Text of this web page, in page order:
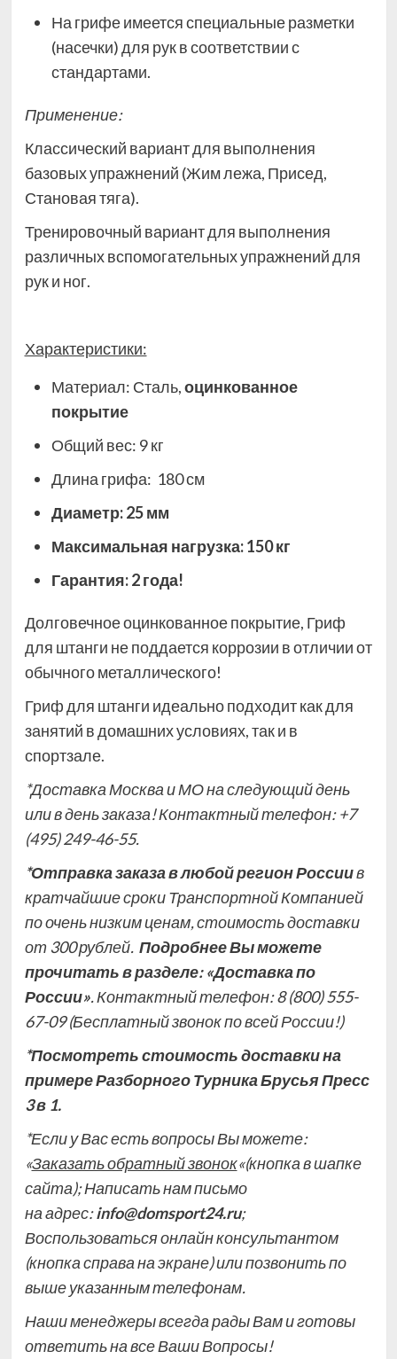
На грифе имеется специальные разметки
(насечки) для рук в соответствии с
стандартами.
Применение:
Классический вариант для выполнения
базовых упражнений (Жим лежа, Присед,
Становая тяга).
Тренировочный вариант для выполнения
различных вспомогательных упражнений для
рук и ног.
Характеристики:
Материал: Сталь,оцинкованное
покрытие
Общий вес: 9 кг
Длина грифа: 180 см
Диаметр: 25 мм
Максимальная нагрузка: 150 кг
Гарантия: 2 года!
Долговечное оцинкованное покрытие, Гриф
для штанги не поддается коррозии в отличии от
обычногометаллического!
Гриф для штанги идеально подходит как для
занятий в домашних условиях, так и в
спортзале.
*Доставка Москва и МО на следующий день
или в день заказа! Контактный телефон:+7
(495) 249-46-55.
*Отправка заказа в любой регион Россиив
кратчайшие сроки Транспортной Компанией
по очень низким ценам, стоимость доставки
от 300 рублей. Подробнее Вы можете
прочитать в разделе: «Доставка по
России». Контактный телефон: 8 (800) 555-
67-09(Бесплатный звонок по всей России!)
*Посмотреть стоимость доставки на
примере Разборного Турника Брусья Пресс
3 в 1.
*Если у Вас есть вопросы Вы можете:
«Заказать обратный звонок«(кнопка в шапке
сайта); Написать нам письмо
наадрес:info@domsport24.ru;
Воспользоватьсяонлайн консультантом
(кнопка справа на экране)или позвонить по
выше указанным телефонам.
Наши менеджеры всегда рады Вам и готовы
ответить на все Ваши Вопросы!